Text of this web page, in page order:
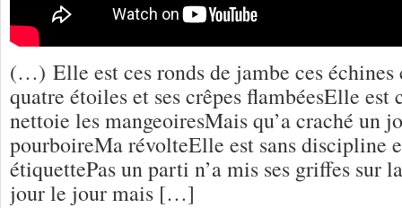
(…) Elle est ces ronds de jambe ces échines
quatre étoiles et ses crêpes flambéesElle
nettoie les mangeoiresMais qu’a craché un
pourboireMa révolteElle est sans discipline
étiquettePas un parti n’a mis ses griffes sur
jour le jour mais […]